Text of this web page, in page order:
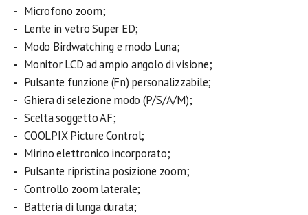
Microfono zoom;
Lente in vetro Super ED;
Modo Birdwatching e modo Luna;
Monitor LCD ad ampio angolo di visione;
Pulsante funzione (Fn) personalizzabile;
Ghiera di selezione modo (P/S/A/M);
Scelta soggetto AF;
COOLPIX Picture Control;
Mirino elettronico incorporato;
Pulsante ripristina posizione zoom;
Controllo zoom laterale;
Batteria di lunga durata;